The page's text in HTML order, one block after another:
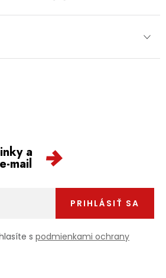
a
mail
s podmienkami ochrany
PRIHLÁSIŤ SA